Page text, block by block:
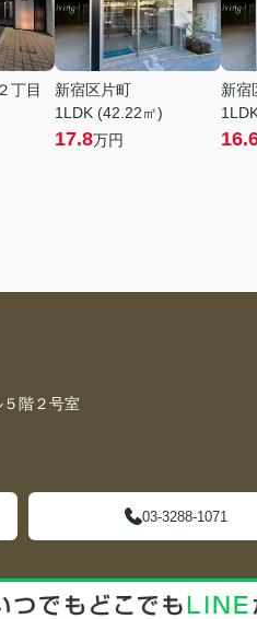
丁目
新宿区片町
1LDK (42.22㎡)
17.8万円
新宿
階２号室
03-3288-1071